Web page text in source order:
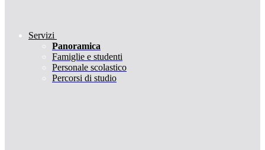
Servizi
Panoramica
Famiglie e studenti
Personale scolastico
Percorsi di studio